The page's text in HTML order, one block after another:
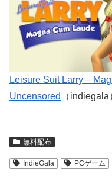
Leisure Suit Larry –
Uncensored
（indiegala
無料配布
IndieGala PCゲーム